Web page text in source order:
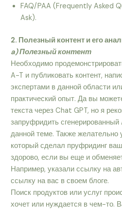
FAQ/PAA (Frequently Asked
Ask).
2. Полезный контент и его
a) Полезный контент
Необходимо
A-T и публиковать контент,
экспертами в данной области
практический опыт. Да вы
текста через Chat GPT, но я
запруфридить сгенерированный
данной теме. Также желательно
который сделал пруфридинг
здорово, если вы еще и
Например, указали ссылку на
ссылку на вас в своем блоге.
Поиск продуктов или услуг
хочет или нуждается в чем-то.